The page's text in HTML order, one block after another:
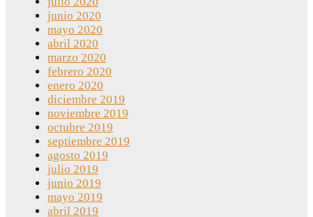
junio 2020
mayo 2020
abril 2020
marzo 2020
febrero 2020
enero 2020
diciembre 2019
noviembre 2019
octubre 2019
septiembre 2019
agosto 2019
julio 2019
junio 2019
mayo 2019
abril 2019